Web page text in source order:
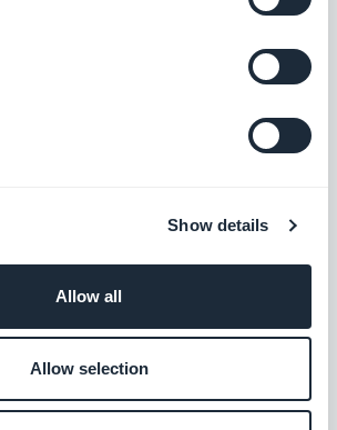
Show details
Allow all
Allow selection